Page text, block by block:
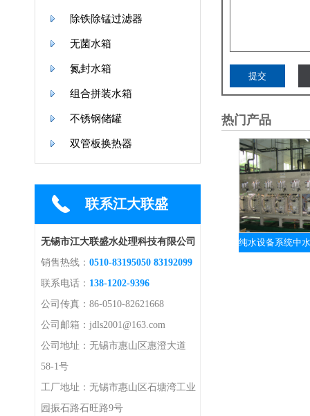
除铁除锰过滤器
无菌水箱
氮封水箱
组合拼装水箱
不锈钢储罐
双管板换热器
联系江大联盛
无锡市江大联盛水处理科技有限公司
销售热线： 0510-83195050 83192099
联系电话： 138-1202-9396
公司传真：86-0510-82621668
公司邮箱：jdls2001@163.com
公司地址：无锡市惠山区惠澄大道
58-1号
工厂地址：无锡市惠山区石塘湾工业
园振石路石旺路9号
热门产品